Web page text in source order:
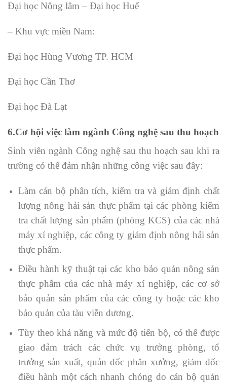
Đại học Nông lâm – Đại học Huế
– Khu vực miền Nam:
Đại học Hùng Vương TP. HCM
Đại học Cần Thơ
Đại học Đà Lạt
6.Cơ hội việc làm ngành Công nghệ sau thu hoạch
Sinh viên ngành Công nghệ sau thu hoạch sau khi ra
trường có thể đảm nhận những công việc sau đây:
Làm cán bộ phân tích, kiểm tra và giám định chất
lượng nông hải sản thực phẩm tại các phòng kiểm
tra chất lượng sản phẩm (phòng KCS) của các nhà
máy xí nghiệp, các công ty giám định nông hải sản
thực phẩm.
Điều hành kỹ thuật tại các kho bảo quản nông sản
thực phẩm của các nhà máy xí nghiệp, các cơ sở
bảo quản sản phẩm của các công ty hoặc các kho
bảo quản của tàu viễn dương.
Tùy theo khả năng và mức độ tiến bộ, có thể được
giao đảm trách các chức vụ trưởng phòng, tổ
trưởng sản xuất, quản đốc phân xưởng, giám đốc
điều hành một cách nhanh chóng do cán bộ quản